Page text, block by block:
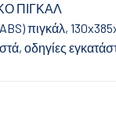
ΠΙΓΚΑΛ
πιγκάλ,
οδηγίες